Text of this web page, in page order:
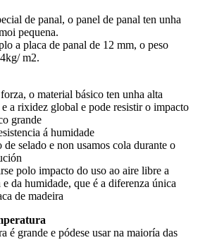
de panal, o panel de panal ten unha
pequena.
a placa de panal de 12 mm, o peso
m2.
o material básico ten unha alta
a rixidez global e pode resistir o impacto
grande
á humidade
selado e non usamos cola durante o
polo impacto do uso ao aire libre a
da humidade, que é a diferenza única
de madeira
é grande e pódese usar na maioría das